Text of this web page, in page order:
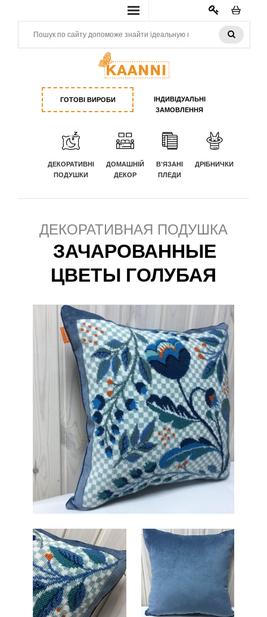
КАБИНЕТ
ГОТОВІ ВИРОБИ
ІНДИВІДУАЛЬНІ
ЗАМОВЛЕННЯ
ДЕКОРАТИВНІ
ПОДУШКИ
ДОМАШНІЙ
ДЕКОР
В'ЯЗАНІ
ПЛЕДИ
ДРІБНИЧКИ
ДЕКОРАТИВНАЯ ПОДУШКА
ЗАЧАРОВАННЫЕ
ЦВЕТЫ ГОЛУБАЯ